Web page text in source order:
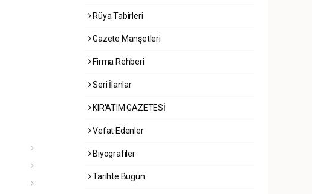
Rüya Tabirleri
Gazete Manşetleri
Firma Rehberi
Seri İlanlar
KIR'ATIM GAZETESİ
Vefat Edenler
Biyografiler
Tarihte Bugün